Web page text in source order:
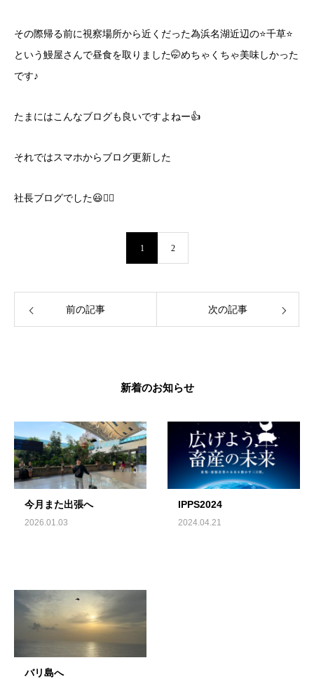
その際帰る前に視察場所から近くだった為浜名湖近辺の⭐️千草⭐️
という鰻屋さんで昼食を取りました🤭めちゃくちゃ美味しかった
です♪
たまにはこんなブログも良いですよねー👍
それではスマホからブログ更新した
社長ブログでした😃🙋‍♂️
1 2
前の記事 次の記事
新着のお知らせ
今月また出張へ
2026.01.03
IPPS2024
2024.04.21
バリ島へ